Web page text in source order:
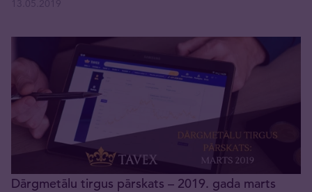
Dārgmetālu tirgus pārskats – 2019. gada marts